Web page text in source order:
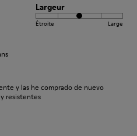
Largeur
Étroite Large
y las he comprado de nuevo
resistentes